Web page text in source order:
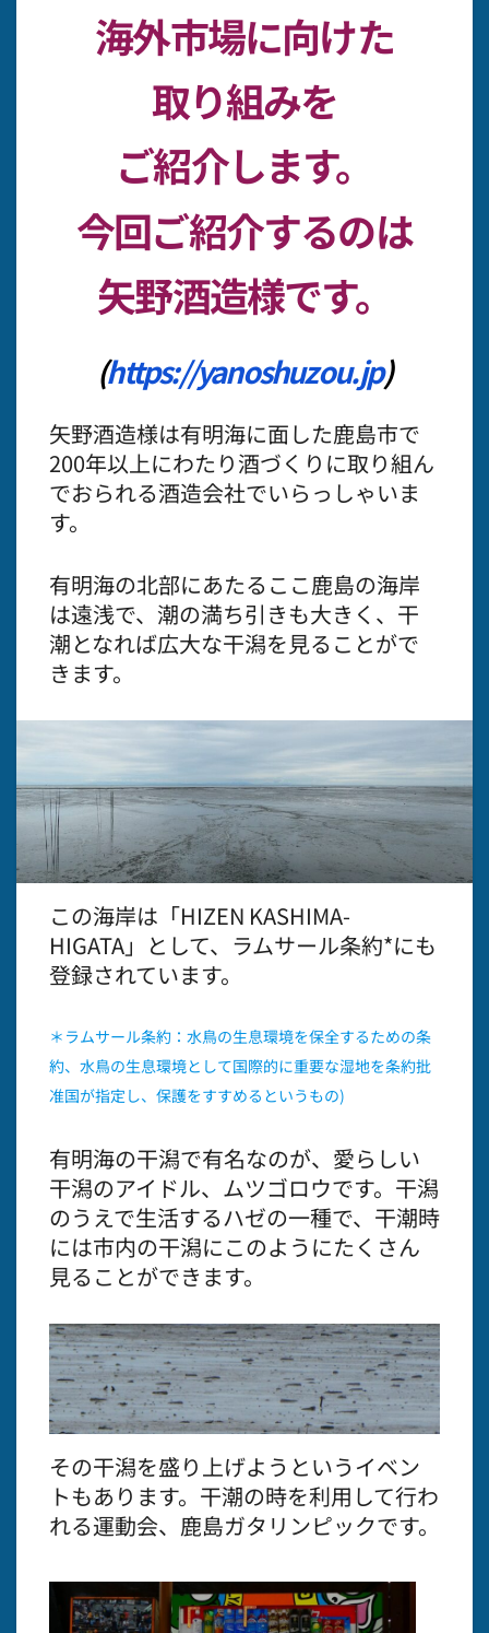
海外市場に向けた
取り組みを
ご紹介します。
今回ご紹介するのは
矢野酒造様です。
(https://yanoshuzou.jp)
矢野酒造様は有明海に面した鹿島市で
200年以上にわたり酒づくりに取り組ん
でおられる酒造会社でいらっしゃいま
す。
有明海の北部にあたるここ鹿島の海岸
は遠浅で、潮の満ち引きも大きく、干
潮となれば広大な干潟を見ることがで
きます。
この海岸は「HIZEN KASHIMA-
HIGATA」として、ラムサール条約*にも
登録されています。
＊ラムサール条約：水鳥の生息環境を保全するための条
約、水鳥の生息環境として国際的に重要な湿地を条約批
准国が指定し、保護をすすめるというもの)
有明海の干潟で有名なのが、愛らしい
干潟のアイドル、ムツゴロウです。干潟
のうえで生活するハゼの一種で、干潮時
には市内の干潟にこのようにたくさん
見ることができます。
その干潟を盛り上げようというイベン
トもあります。干潮の時を利用して行わ
れる運動会、鹿島ガタリンピックです。